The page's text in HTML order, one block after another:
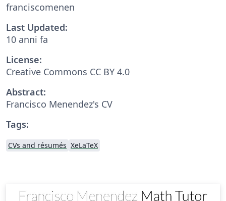
franciscomenen
Last Updated:
10 anni fa
License:
Creative Commons CC BY 4.0
Abstract:
Francisco Menendez's CV
Tags:
CVs and résumés XeLaTeX